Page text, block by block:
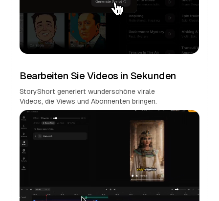
Bearbeiten Sie Videos in Sekunden
StoryShort generiert wunderschöne virale
Videos, die Views und Abonnenten bringen.